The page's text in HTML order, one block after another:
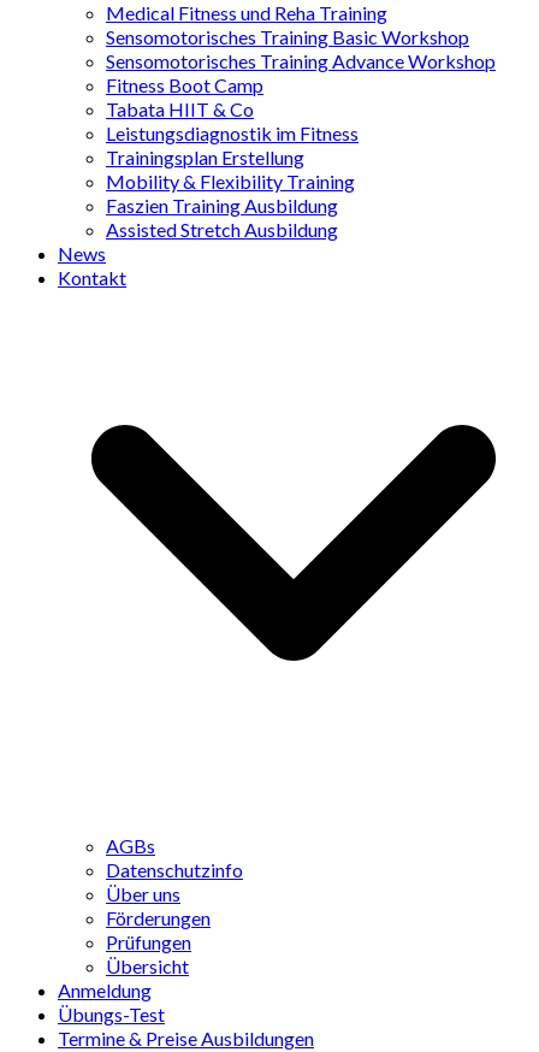
Medical Fitness und Reha Training
Sensomotorisches Training Basic Workshop
Sensomotorisches Training Advance Workshop
Fitness Boot Camp
Tabata HIIT & Co
Leistungsdiagnostik im Fitness
Trainingsplan Erstellung
Mobility & Flexibility Training
Faszien Training Ausbildung
Assisted Stretch Ausbildung
News
Kontakt
AGBs
Datenschutzinfo
Über uns
Förderungen
Prüfungen
Übersicht
Anmeldung
Übungs-Test
Termine & Preise Ausbildungen